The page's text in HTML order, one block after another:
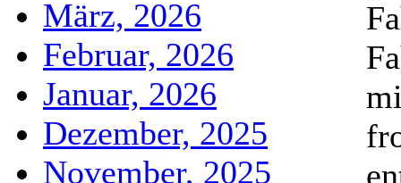
März, 2026
Februar, 2026
Januar, 2026
Dezember, 2025
November, 2025